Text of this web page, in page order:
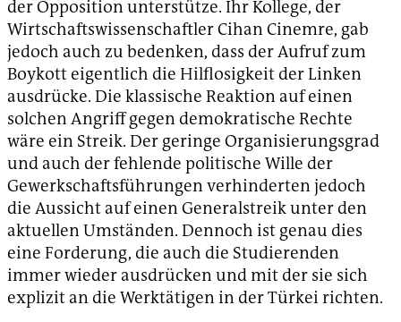
der Opposition unterstütze. Ihr Kollege, der
Wirtschaftswissenschaftler Cihan Cinemre, gab
jedoch auch zu bedenken, dass der Aufruf zum
Boykott eigentlich die Hilflosigkeit der Linken
ausdrücke. Die klassische Reaktion auf einen
solchen Angriff gegen demokratische Rechte
wäre ein Streik. Der geringe Organisierungsgrad
und auch der fehlende politische Wille der
Gewerkschaftsführungen verhinderten jedoch
die Aussicht auf einen Generalstreik unter den
aktuellen Umständen. Dennoch ist genau dies
eine Forderung, die auch die Studierenden
immer wieder ausdrücken und mit der sie sich
explizit an die Werktätigen in der Türkei richten.